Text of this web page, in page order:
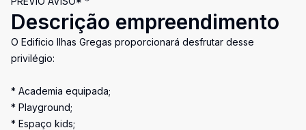
Descrição empreendimento
O Edificio Ilhas Gregas proporcionará desfrutar desse
privilégio:
* Academia equipada;
* Playground;
* Espaço kids;